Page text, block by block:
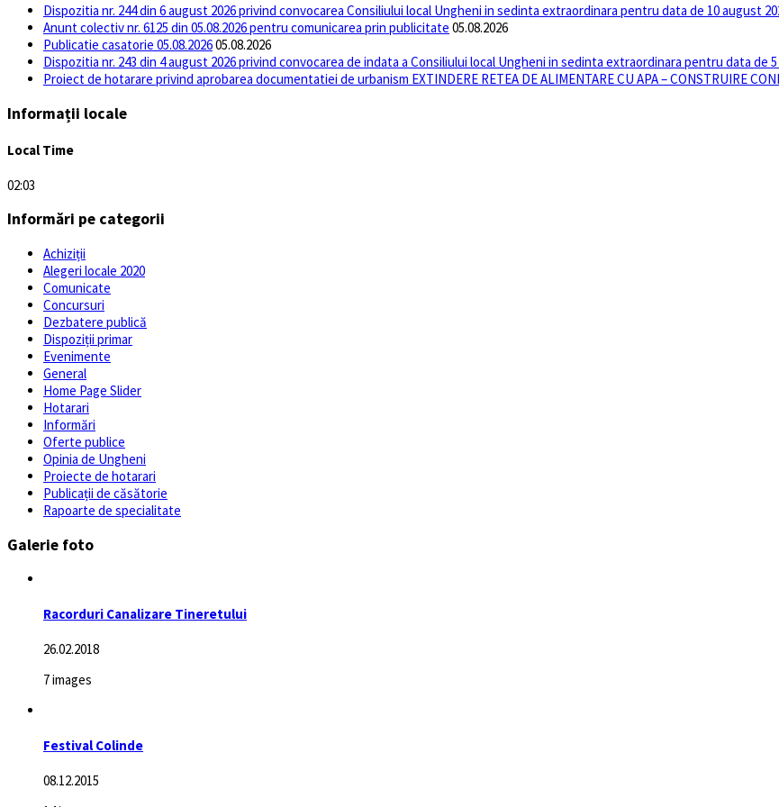
Dispozitia nr. 244 din 6 august 2026 privind convocarea Consiliului local Ungheni in sedinta extraordinara pentru data de 10 august
Anunt colectiv nr. 6125 din 05.08.2026 pentru comunicarea prin publicitate 05.08.2026
Publicatie casatorie 05.08.202605.08.2026
Dispozitia nr. 243 din 4 august 2026 privind convocarea de indata a Consiliului local Ungheni in sedinta extraordinara pentru data de
Proiect de hotarare privind aprobarea documentatiei de urbanism EXTINDERE RETEA DE ALIMENTARE CU APA – CONSTRUIRE
Informații locale
Local Time
02:03
Informări pe categorii
Achiziții
Alegeri locale 2020
Comunicate
Concursuri
Dezbatere publică
Dispoziții primar
Evenimente
General
Home Page Slider
Hotarari
Informări
Oferte publice
Opinia de Ungheni
Proiecte de hotarari
Publicații de căsătorie
Rapoarte de specialitate
Galerie foto
Racorduri Canalizare Tineretului
26.02.2018
7 images
Festival Colinde
08.12.2015